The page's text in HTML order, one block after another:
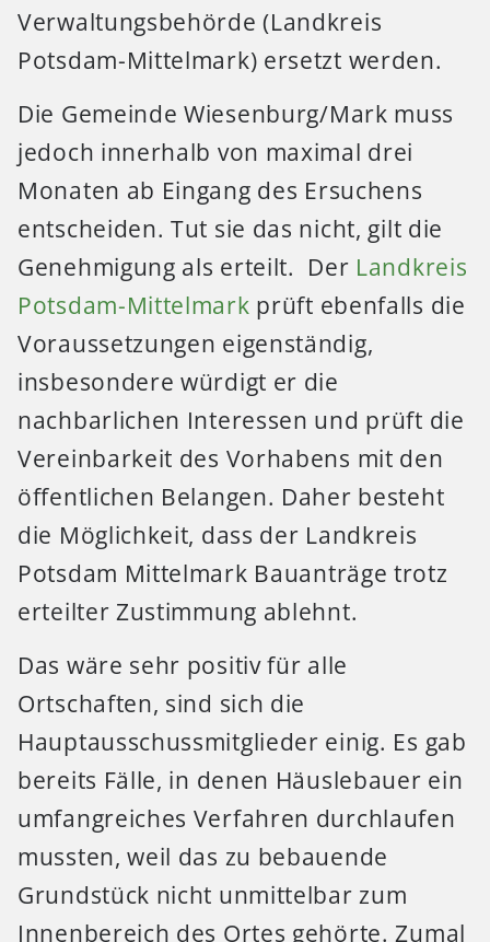
Verwaltungsbehörde (Landkreis
Potsdam-Mittelmark) ersetzt werden.
Die Gemeinde Wiesenburg/Mark muss
jedoch innerhalb von maximal drei
Monaten ab Eingang des Ersuchens
entscheiden. Tut sie das nicht, gilt die
Genehmigung als erteilt. Der Landkreis
Potsdam-Mittelmark prüft ebenfalls die
Voraussetzungen eigenständig,
insbesondere würdigt er die
nachbarlichen Interessen und prüft die
Vereinbarkeit des Vorhabens mit den
öffentlichen Belangen. Daher besteht
die Möglichkeit, dass der Landkreis
Potsdam Mittelmark Bauanträge trotz
erteilter Zustimmung ablehnt.
Das wäre sehr positiv für alle
Ortschaften, sind sich die
Hauptausschussmitglieder einig. Es gab
bereits Fälle, in denen Häuslebauer ein
umfangreiches Verfahren durchlaufen
mussten, weil das zu bebauende
Grundstück nicht unmittelbar zum
Innenbereich des Ortes gehörte. Zumal